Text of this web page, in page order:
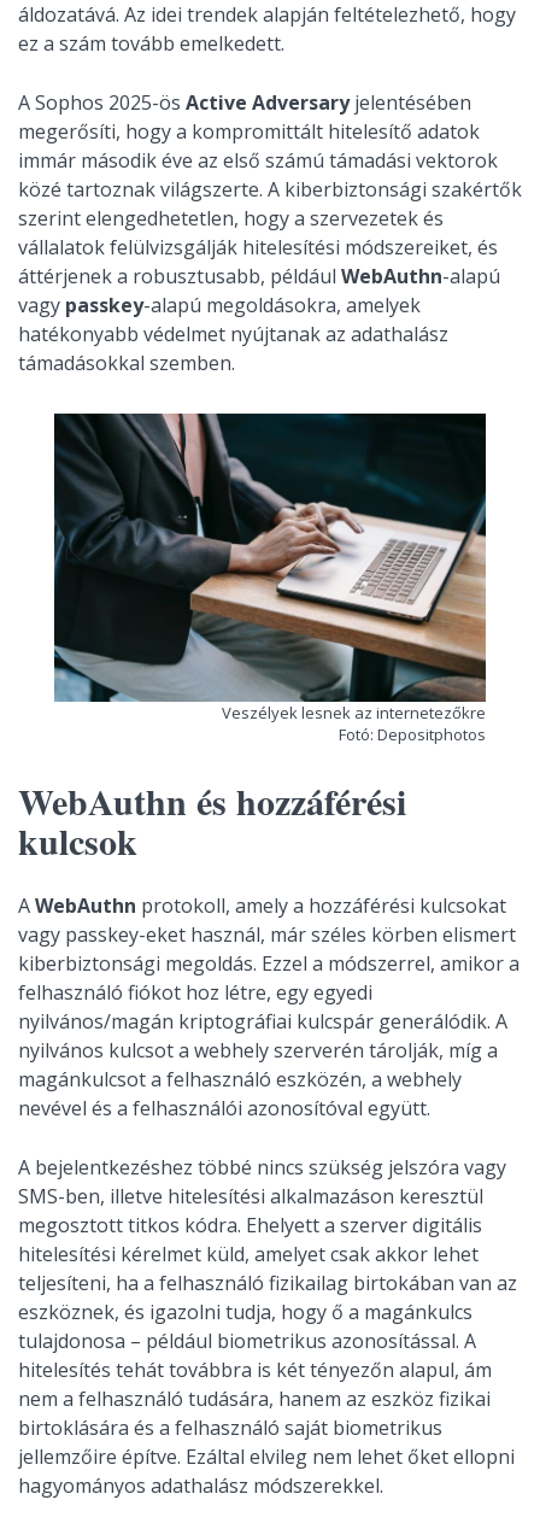
áldozatává. Az idei trendek alapján feltételezhető, hogy
ez a szám tovább emelkedett.
A Sophos 2025-ös Active Adversaryjelentésében
megerősíti, hogy a kompromittált hitelesítő adatok
immár második éve az első számú támadási vektorok
közé tartoznak világszerte. A kiberbiztonsági szakértők
szerint elengedhetetlen, hogy a szervezetek és
vállalatok felülvizsgálják hitelesítési módszereiket, és
áttérjenek a robusztusabb, például WebAuthn-alapú
vagy passkey-alapú megoldásokra, amelyek
hatékonyabb védelmet nyújtanak az adathalász
támadásokkal szemben.
Veszélyek lesnek az internetezőkre
Fotó: Depositphotos
WebAuthn és hozzáférési
kulcsok
AWebAuthn protokoll, amely a hozzáférési kulcsokat
vagy passkey-eket használ, már széles körben elismert
kiberbiztonsági megoldás. Ezzel a módszerrel, amikor a
felhasználó fiókot hoz létre, egy egyedi
nyilvános/magán kriptográfiai kulcspár generálódik. A
nyilvános kulcsot a webhely szerverén tárolják, míg a
magánkulcsot a felhasználó eszközén, a webhely
nevével és a felhasználói azonosítóval együtt.
A bejelentkezéshez többé nincs szükség jelszóra vagy
SMS-ben, illetve hitelesítési alkalmazáson keresztül
megosztott titkos kódra. Ehelyett a szerver digitális
hitelesítési kérelmet küld, amelyet csak akkor lehet
teljesíteni, ha a felhasználó fizikailag birtokában van az
eszköznek, és igazolni tudja, hogy ő a magánkulcs
tulajdonosa – például biometrikus azonosítással. A
hitelesítés tehát továbbra is két tényezőn alapul, ám
nem a felhasználó tudására, hanem az eszköz fizikai
birtoklására és a felhasználó saját biometrikus
jellemzőire építve. Ezáltal elvileg nem lehet őket ellopni
hagyományos adathalász módszerekkel.